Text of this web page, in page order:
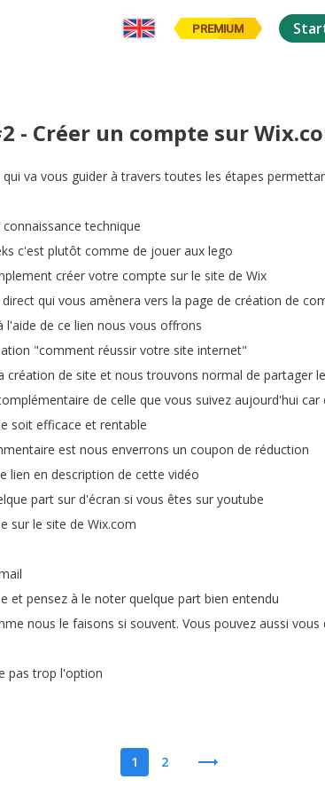
PREMIUM
- Créer un compte sur
qui va vous guider à travers toutes les étapes
connaissance technique
c'est plutôt comme de jouer aux lego
créer votre compte sur le site de Wix
direct qui vous amènera vers la page de création de
l'aide de ce lien nous vous offrons
"comment réussir votre site internet"
création de site et nous trouvons normal de partager le
de celle que vous suivez aujourd'hui car
soit efficace et rentable
est nous enverrons un coupon de réduction
lien en description de cette vidéo
part sur d'écran si vous êtes sur youtube
sur le site de Wix.com
et pensez à le noter quelque part bien entendu
nous le faisons si souvent. Vous pouvez aussi vous
pas trop l'option
1 2